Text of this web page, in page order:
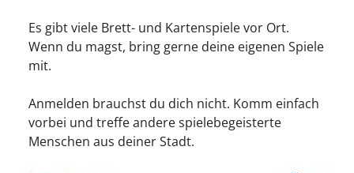
Es gibt viele Brett- und Kartenspiele vor Ort.
Wenn du magst, bring gerne deine eigenen Spiele
mit.
Anmelden brauchst du dich nicht. Komm einfach
vorbei und treffe andere spielebegeisterte
Menschen aus deiner Stadt.